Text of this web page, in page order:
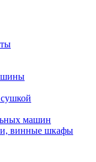
машин
винные шкафы